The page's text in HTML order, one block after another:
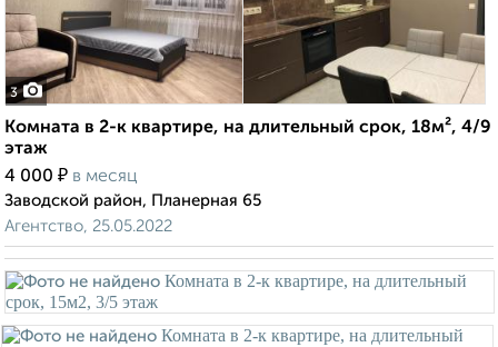
3
Комната в 2-к квартире, на длительный срок, 18м², 4/9
этаж
4 000 ₽ в месяц
Заводской район, Планерная 65
Агентство, 25.05.2022